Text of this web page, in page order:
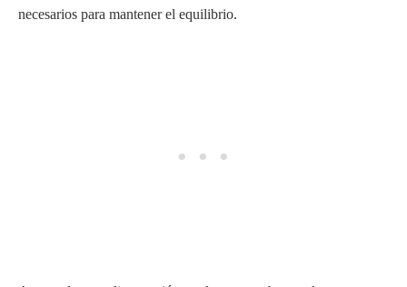
necesarios para mantener el equilibrio.